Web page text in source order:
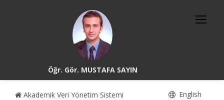
Öğr. Gör. MUSTAFA SAYIN
Akademik Veri Yönetim Sistemi English